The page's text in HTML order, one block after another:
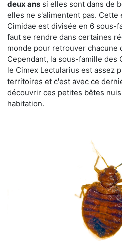
deux ans si elles sont dans de
elles ne s'alimentent pas. Cette
Cimidae est divisée en 6 sous-
faut se rendre dans certaines
monde pour retrouver chacune
Cependant, la sous-famille des
le Cimex Lectularius est assez
territoires et c'est avec ce
découvrir ces petites bêtes
habitation.